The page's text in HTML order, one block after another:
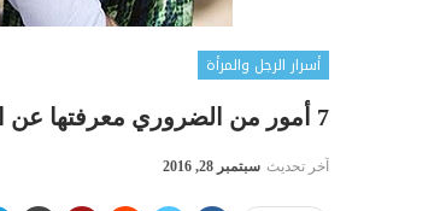
أسرار الرجل والمرأة
7 أمور من الضروري معرفتها عن الحب الحقيقي قبل أن ترتكبوا غلطة العمر !
آخر تحديث سبتمبر 28, 2016